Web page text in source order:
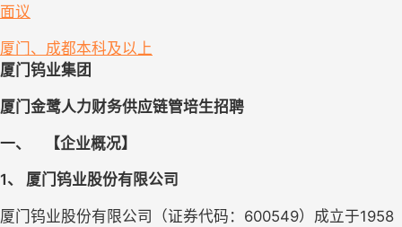
面议
厦门、成都本科及以上
厦门钨业集团
厦门金鹭人力财务供应链管培生招聘
一、 【企业概况】
1、 厦门钨业股份有限公司
厦门钨业股份有限公司（证券代码：600549）成立于1958